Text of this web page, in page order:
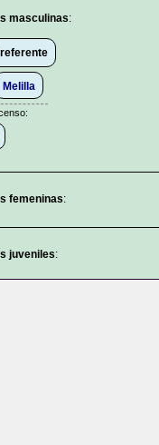
masculinas:
Melilla
femeninas:
juveniles: